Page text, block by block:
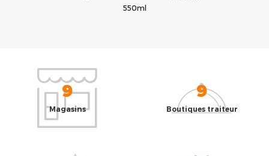
550ml
9
Magasins
9
Boutiques traiteur